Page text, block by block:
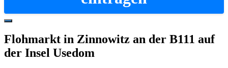
Hide
Content
Flohmarkt in Zinnowitz an der B111 auf
der Insel Usedom